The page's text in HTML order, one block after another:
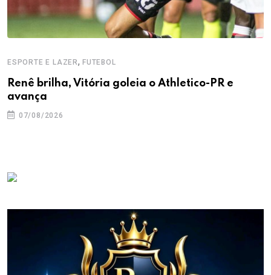
ESPORTE E LAZER, FUTEBOL
Renê brilha, Vitória goleia o Athletico-PR e
avança
07/08/2026